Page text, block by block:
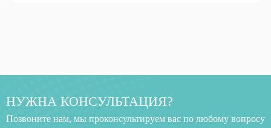
НУЖНА КОНСУЛЬТАЦИЯ?
Позвоните нам, мы проконсультируем вас по любому вопросу